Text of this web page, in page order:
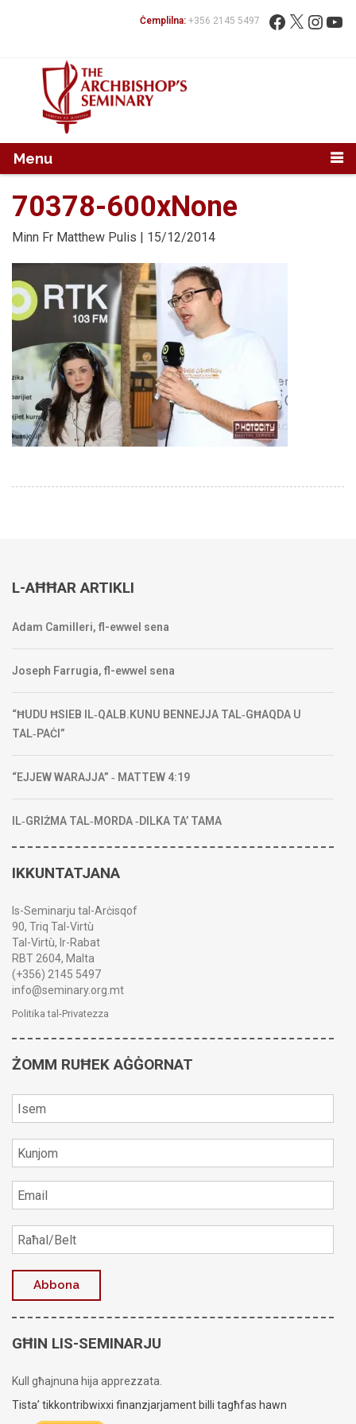
Fittex: Facebook
X
Ċemplilna: +356 2145 5497
Menu
70378-600xNone
Minn Fr Matthew Pulis | 15/12/2014
L-AĦĦAR ARTIKLI
Adam Camilleri, fl-ewwel sena
Joseph Farrugia, fl-ewwel sena
“ĦUDU ĦSIEB IL‑QALB.KUNU BENNEJJA TAL‑GĦAQDA U
TAL‑PAĊI”
“EJJEW WARAJJA” ‑ MATTEW 4:19
IL‑GRIŻMA TAL‑MORDA ‑DILKA TA’ TAMA
IKKUNTATJANA
Is-Seminarju tal-Arċisqof
90, Triq Tal-Virtù
Tal-Virtù, Ir-Rabat
RBT 2604, Malta
(+356) 2145 5497
info@seminary.org.mt
Politika tal-Privatezza
ŻOMM RUĦEK AĠĠORNAT
GĦIN LIS-SEMINARJU
Kull għajnuna hija apprezzata.
Tista’ tikkontribwixxi finanzjarjament billi tagħfas hawn